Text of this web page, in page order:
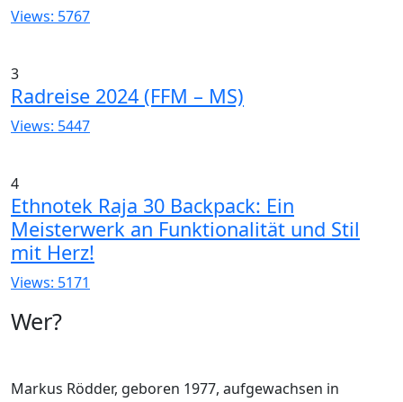
Views: 5767
3
Radreise 2024 (FFM – MS)
Views: 5447
4
Ethnotek Raja 30 Backpack: Ein
Meisterwerk an Funktionalität und Stil
mit Herz!
Views: 5171
Wer?
Markus Rödder, geboren 1977, aufgewachsen in